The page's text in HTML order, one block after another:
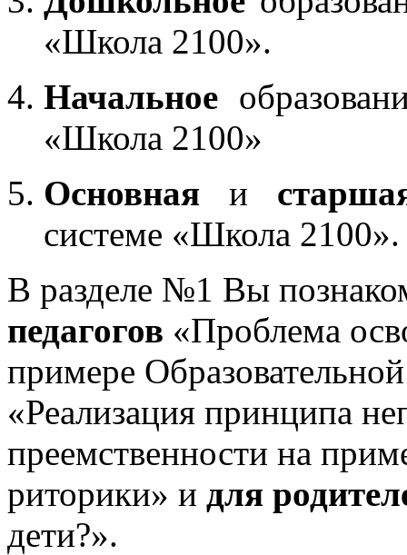
«Школа 2100».
Начальное
«Школа 2100»
Основная и
системе «Школа 2100».
В разделе №1 Вы
педагогов «Проблема
примере
«Реализация принципа
преемственности на
риторики» и для
дети?».